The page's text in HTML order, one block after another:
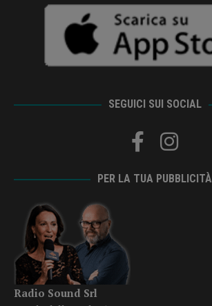
SEGUICI SUI SOCIAL
PER LA TUA PUBBLICITÀ
Radio Sound Srl